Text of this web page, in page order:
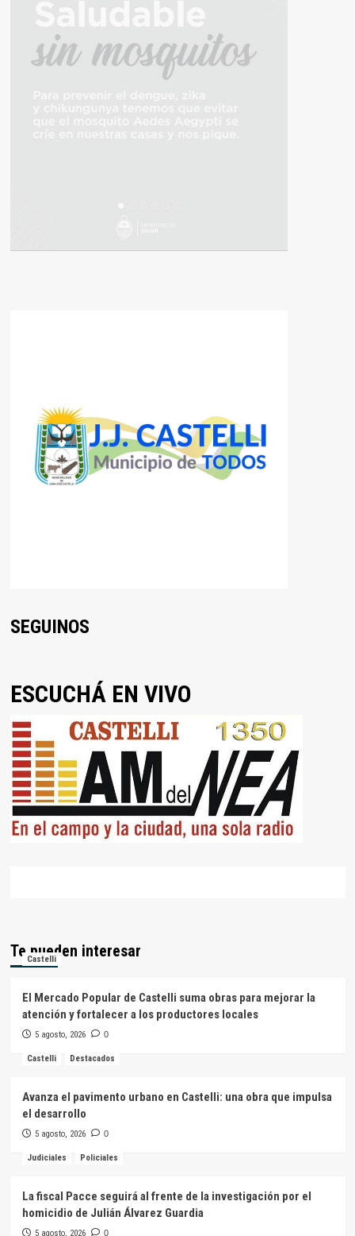
SEGUINOS
ESCUCHÁ EN VIVO
Te pueden interesar
Castelli
El Mercado Popular de Castelli suma obras para mejorar la
atención y fortalecer a los productores locales
5 agosto, 2026 0
Castelli Destacados
Avanza el pavimento urbano en Castelli: una obra que impulsa
el desarrollo
5 agosto, 2026 0
Judiciales Policiales
La fiscal Pacce seguirá al frente de la investigación por el
homicidio de Julián Álvarez Guardia
5 agosto, 2026 0